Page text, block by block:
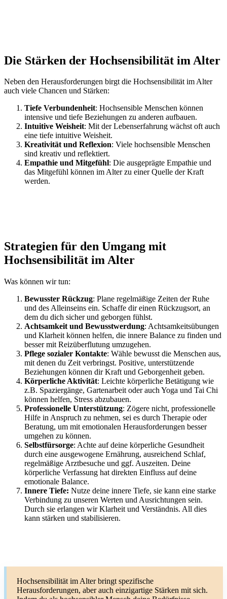
Die Stärken der Hochsensibilität im Alter
Neben den Herausforderungen birgt die Hochsensibilität im Alter
auch viele Chancen und Stärken:
Tiefe Verbundenheit: Hochsensible Menschen können
intensive und tiefe Beziehungen zu anderen aufbauen.
Intuitive Weisheit: Mit der Lebenserfahrung wächst oft auch
eine tiefe intuitive Weisheit.
Kreativität und Reflexion: Viele hochsensible Menschen
sind kreativ und reflektiert.
Empathie und Mitgefühl: Die ausgeprägte Empathie und
das Mitgefühl können im Alter zu einer Quelle der Kraft
werden.
Strategien für den Umgang mit
Hochsensibilität im Alter
Was können wir tun:
Bewusster Rückzug: Plane regelmäßige Zeiten der Ruhe
und des Alleinseins ein. Schaffe dir einen Rückzugsort, an
dem du dich sicher und geborgen fühlst.
Achtsamkeit und Bewusstwerdung: Achtsamkeitsübungen
und Klarheit können helfen, die innere Balance zu finden und
besser mit Reizüberflutung umzugehen.
Pflege sozialer Kontakte: Wähle bewusst die Menschen aus,
mit denen du Zeit verbringst. Positive, unterstützende
Beziehungen können dir Kraft und Geborgenheit geben.
Körperliche Aktivität: Leichte körperliche Betätigung wie
z.B. Spaziergänge, Gartenarbeit oder auch Yoga und Tai Chi
können helfen, Stress abzubauen.
Professionelle Unterstützung: Zögere nicht, professionelle
Hilfe in Anspruch zu nehmen, sei es durch Therapie oder
Beratung, um mit emotionalen Herausforderungen besser
umgehen zu können.
Selbstfürsorge: Achte auf deine körperliche Gesundheit
durch eine ausgewogene Ernährung, ausreichend Schlaf,
regelmäßige Arztbesuche und ggf. Auszeiten. Deine
körperliche Verfassung hat direkten Einfluss auf deine
emotionale Balance.
Innere Tiefe: Nutze deine innere Tiefe, sie kann eine starke
Verbindung zu unseren Werten und Ausrichtungen sein.
Durch sie erlangen wir Klarheit und Verständnis. All dies
kann stärken und stabilisieren.
Hochsensibilität im Alter bringt spezifische
Herausforderungen, aber auch einzigartige Stärken mit sich.